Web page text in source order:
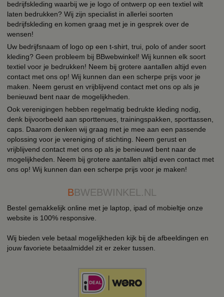
bedrijfskleding waarbij we je logo of ontwerp op een textiel wilt
laten bedrukken? Wij zijn specialist in allerlei soorten
bedrijfskleding en komen graag met je in gesprek over de
wensen!
Uw bedrijfsnaam of logo op een t-shirt, trui, polo of ander soort
kleding? Geen probleem bij BBwebwinkel! Wij kunnen elk soort
textiel voor je bedrukken! Neem bij grotere aantallen altijd even
contact met ons op! Wij kunnen dan een scherpe prijs voor je
maken. Neem gerust en vrijblijvend contact met ons op als je
benieuwd bent naar de mogelijkheden.
Ook verenigingen hebben regelmatig bedrukte kleding nodig,
denk bijvoorbeeld aan sporttenues, trainingspakken, sporttassen,
caps. Daarom denken wij graag met je mee aan een passende
oplossing voor je vereniging of stichting. Neem gerust en
vrijblijvend contact met ons op als je benieuwd bent naar de
mogelijkheden. Neem bij grotere aantallen altijd even contact met
ons op! Wij kunnen dan een scherpe prijs voor je maken!
BBWEBWINKEL.NL
Bestel gemakkelijk online met je laptop, ipad of mobieltje onze
website is 100% responsive.
Wij bieden vele betaal mogelijkheden kijk bij de afbeeldingen en
jouw favoriete betaalmiddel zit er zeker tussen.